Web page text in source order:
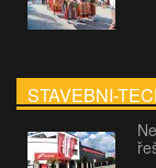
STAVEBNI-